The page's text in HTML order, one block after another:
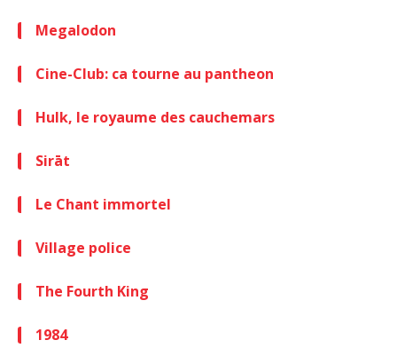
Megalodon
Cine-Club: ca tourne au pantheon
Hulk, le royaume des cauchemars
Sirāt
Le Chant immortel
Village police
The Fourth King
1984